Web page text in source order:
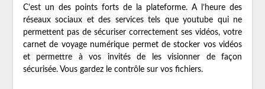
C’est un des points forts de la plateforme. A l’heure des
réseaux sociaux et des services tels que youtube qui ne
permettent pas de sécuriser correctement ses vidéos, votre
carnet de voyage numérique permet de stocker vos vidéos
et permettre à vos invités de les visionner de façon
sécurisée. Vous gardez le contrôle sur vos fichiers.